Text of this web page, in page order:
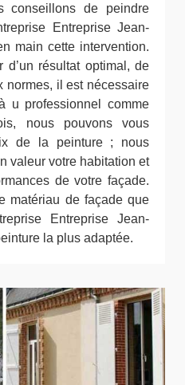
conseillons de peindre
Entreprise Jean-
main cette intervention.
d’un résultat optimal, de
normes, il est nécessaire
u professionnel comme
nous pouvons vous
de la peinture ; nous
valeur votre habitation et
de votre façade.
matériau de façade que
Entreprise Jean-
la plus adaptée.